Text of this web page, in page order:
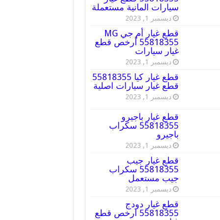
سيارات المانية مستعملة
ديسمبر 1, 2023
قطع غيار أم جي MG
55818355 أرخص قطع
غيار سيارات
ديسمبر 1, 2023
قطع غيار كيا 55818355
قطع غيار سيارات اصلية
ديسمبر 1, 2023
قطع غيار باجيرو
55818355 سكراب
باجيرو
ديسمبر 1, 2023
قطع غيار جيب
55818355 سكراب
جيب مستعمل
ديسمبر 1, 2023
قطع غيار دودج
55818355 ارخص قطع